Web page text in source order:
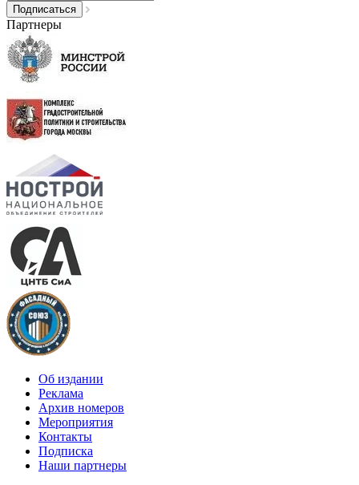
Партнеры
Об издании
Реклама
Архив номеров
Мероприятия
Контакты
Подписка
Наши партнеры